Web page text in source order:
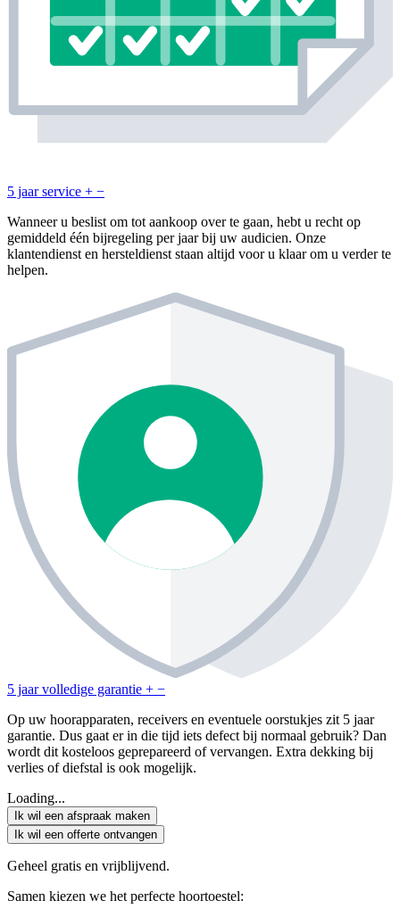
5 jaar service + −
Wanneer u beslist om tot aankoop over te gaan, hebt u recht op
gemiddeld één bijregeling per jaar bij uw audicien. Onze
klantendienst en hersteldienst staan altijd voor u klaar om u verder te
helpen.
5 jaar volledige garantie + −
Op uw hoorapparaten, receivers en eventuele oorstukjes zit 5 jaar
garantie. Dus gaat er in die tijd iets defect bij normaal gebruik? Dan
wordt dit kosteloos geprepareerd of vervangen. Extra dekking bij
verlies of diefstal is ook mogelijk.
Loading...
Ik wil een afspraak maken
Ik wil een offerte ontvangen
Geheel gratis en vrijblijvend.
Samen kiezen we het perfecte hoortoestel: